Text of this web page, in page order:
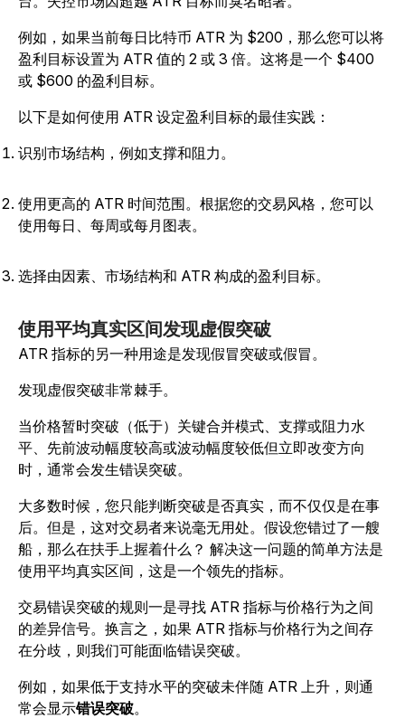
例如，如果当前每日比特币 ATR 为 $200，那么您可以将
盈利目标设置为 ATR 值的 2 或 3 倍。这将是一个 $400
或 $600 的盈利目标。
以下是如何使用 ATR 设定盈利目标的最佳实践：
识别市场结构，例如支撑和阻力。
使用更高的 ATR 时间范围。根据您的交易风格，您可以
使用每日、每周或每月图表。
选择由因素、市场结构和 ATR 构成的盈利目标。
使用平均真实区间发现虚假突破
ATR 指标的另一种用途是发现假冒突破或假冒。
发现虚假突破非常棘手。
当价格暂时突破（低于）关键合并模式、支撑或阻力水
平、先前波动幅度较高或波动幅度较低但立即改变方向
时，通常会发生错误突破。
大多数时候，您只能判断突破是否真实，而不仅仅是在事
后。但是，这对交易者来说毫无用处。假设您错过了一艘
船，那么在扶手上握着什么？ 解决这一问题的简单方法是
使用平均真实区间，这是一个领先的指标。
交易错误突破的规则一是寻找 ATR 指标与价格行为之间
的差异信号。换言之，如果 ATR 指标与价格行为之间存
在分歧，则我们可能面临错误突破。
例如，如果低于支持水平的突破未伴随 ATR 上升，则通
常会显示错误突破。